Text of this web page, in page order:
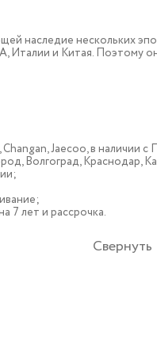
наследие нескольких
Италии и Китая. Поэтому
Jaecoo, в
Волгоград, Краснодар,
7 лет и рассрочка.
Свернуть